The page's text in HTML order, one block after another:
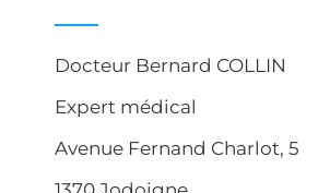
Docteur Bernard COLLIN
Expert médical
Avenue Fernand Charlot, 5